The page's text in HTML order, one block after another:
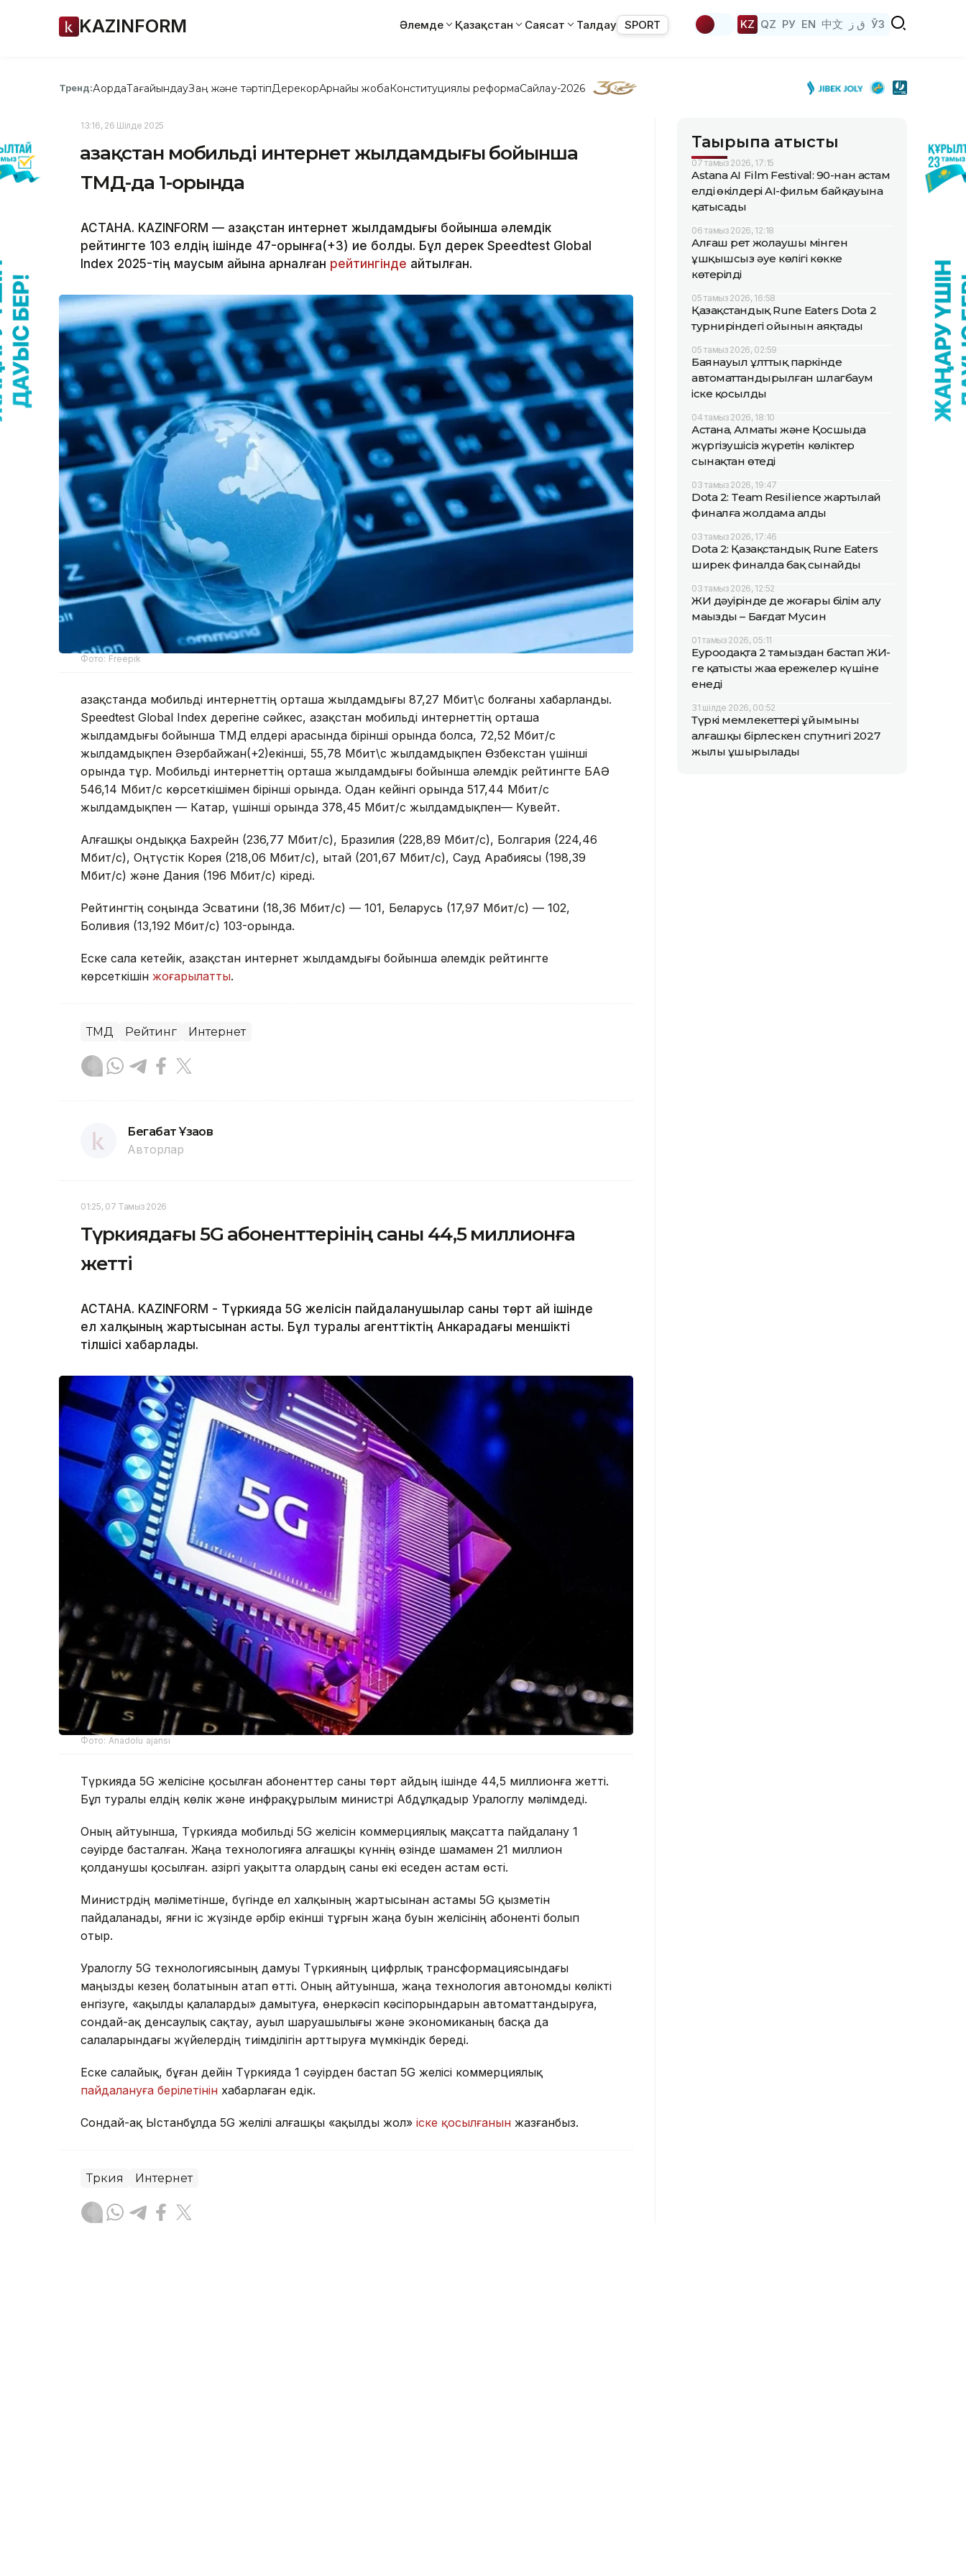
KAZINFORM Әлемде Қазақстан Саясат Талдау SPORT KZ QZ РУ EN 中文 ق ز ЎЗ
Тренд:АқордаТағайындауЗаң және тәртіпДерекқорАрнайы жобаКонституциялық реформаСайлау-2026
13:16, 26 Шілде 2025
Қазақстан мобильді интернет жылдамдығы бойынша
ТМД-да 1-орында
АСТАНА. KAZINFORM — Қазақстан интернет жылдамдығы бойынша әлемдік
рейтингте 103 елдің ішінде 47-орынға(+3) ие болды. Бұл дерек Speedtest Global
Index 2025-тің маусым айына арналған рейтингінде айтылған.
Фото: Freepik
Қазақстанда мобильді интернеттің орташа жылдамдығы 87,27 Мбит\с болғаны хабарланды.
Speedtest Global Index дерегіне сәйкес, Қазақстан мобильді интернеттің орташа
жылдамдығы бойынша ТМД елдері арасында бірінші орында болса, 72,52 Мбит/с
жылдамдықпен Әзербайжан(+2)екінші, 55,78 Мбит\с жылдамдықпен Өзбекстан үшінші
орында тұр. Мобильді интернеттің орташа жылдамдығы бойынша әлемдік рейтингте БАӘ
546,14 Мбит/с көрсеткішімен бірінші орында. Одан кейінгі орында 517,44 Мбит/с
жылдамдықпен — Катар, үшінші орында 378,45 Мбит/с жылдамдықпен— Кувейт.
Алғашқы ондыққа Бахрейн (236,77 Мбит/с), Бразилия (228,89 Мбит/с), Болгария (224,46
Мбит/с), Оңтүстік Корея (218,06 Мбит/с), Қытай (201,67 Мбит/с), Сауд Арабиясы (198,39
Мбит/с) және Дания (196 Мбит/с) кіреді.
Рейтингтің соңында Эсватини (18,36 Мбит/с) — 101, Беларусь (17,97 Мбит/с) — 102,
Боливия (13,192 Мбит/с) 103-орында.
Еске сала кетейік, Қазақстан интернет жылдамдығы бойынша әлемдік рейтингте
көрсеткішін жоғарылатты.
ТМД Рейтинг Интернет
Бегабат Ұзақов
Авторлар
01:25, 07 Тамыз 2026
Түркиядағы 5G абоненттерінің саны 44,5 миллионға
жетті
АСТАНА. KAZINFORM - Түркияда 5G желісін пайдаланушылар саны төрт ай ішінде
ел халқының жартысынан асты. Бұл туралы агенттіктің Анкарадағы меншікті
тілшісі хабарлады.
Фото: Anadolu ajansı
Түркияда 5G желісіне қосылған абоненттер саны төрт айдың ішінде 44,5 миллионға жетті.
Бұл туралы елдің көлік және инфрақұрылым министрі Абдұлқадыр Уралоглу мәлімдеді.
Оның айтуынша, Түркияда мобильді 5G желісін коммерциялық мақсатта пайдалану 1
сәуірде басталған. Жаңа технологияға алғашқы күннің өзінде шамамен 21 миллион
қолданушы қосылған. Қазіргі уақытта олардың саны екі еседен астам өсті.
Министрдің мәліметінше, бүгінде ел халқының жартысынан астамы 5G қызметін
пайдаланады, яғни іс жүзінде әрбір екінші тұрғын жаңа буын желісінің абоненті болып
отыр.
Уралоглу 5G технологиясының дамуы Түркияның цифрлық трансформациясындағы
маңызды кезең болатынын атап өтті. Оның айтуынша, жаңа технология автономды көлікті
енгізуге, «ақылды қалаларды» дамытуға, өнеркәсіп кәсіпорындарын автоматтандыруға,
сондай-ақ денсаулық сақтау, ауыл шаруашылығы және экономиканың басқа да
салаларындағы жүйелердің тиімділігін арттыруға мүмкіндік береді.
Еске салайық, бұған дейін Түркияда 1 сәуірден бастап 5G желісі коммерциялық
пайдалануға берілетінін хабарлаған едік.
Сондай-ақ Ыстанбұлда 5G желілі алғашқы «ақылды жол» іске қосылғанын жазғанбыз.
Түркия Интернет
Тақырыпқа қатысты
07 тамыз 2026, 17:15
Astana AI Film Festival: 90-нан астам
елдің өкілдері AI-фильм байқауына
қатысады
06 тамыз 2026, 12:18
Алғаш рет жолаушы мінген
ұшқышсыз әуе көлігі көкке
көтерілді
05 тамыз 2026, 16:58
Қазақстандық Rune Eaters Dota 2
турниріндегі ойынын аяқтады
05 тамыз 2026, 02:59
Баянауыл ұлттық паркінде
автоматтандырылған шлагбаум
іске қосылды
04 тамыз 2026, 18:10
Астана, Алматы және Қосшыда
жүргізушісіз жүретін көліктер
сынақтан өтеді
03 тамыз 2026, 19:47
Dota 2: Team Resilience жартылай
финалға жолдама алды
03 тамыз 2026, 17:46
Dota 2: Қазақстандық Rune Eaters
ширек финалда бақ сынайды
03 тамыз 2026, 12:52
ЖИ дәуірінде де жоғары білім алу
маңызды – Бағдат Мусин
01 тамыз 2026, 05:11
Еуроодақта 2 тамыздан бастап ЖИ-
ге қатысты жаңа ережелер күшіне
енеді
31 шілде 2026, 00:52
Түркі мемлекеттері ұйымының
алғашқы бірлескен спутнигі 2027
жылы ұшырылады